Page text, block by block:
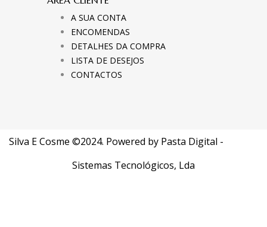
A SUA CONTA
ENCOMENDAS
DETALHES DA COMPRA
LISTA DE DESEJOS
CONTACTOS
Silva E Cosme ©2024. Powered by Pasta Digital -
Sistemas Tecnológicos, Lda